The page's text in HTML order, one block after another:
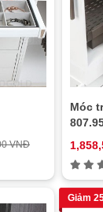
VNĐ
Móc
Giảm